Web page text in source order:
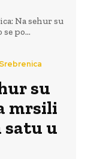
Na sehur su
po...
su
mrsili
satu u